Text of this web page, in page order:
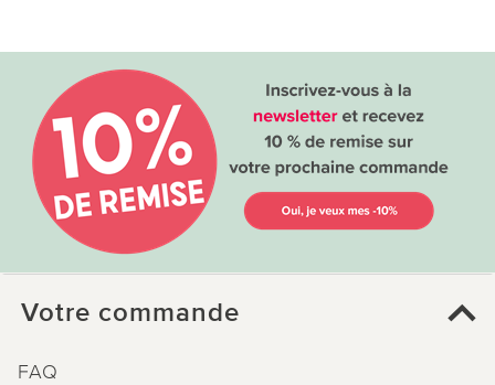
Votre commande
FAQ